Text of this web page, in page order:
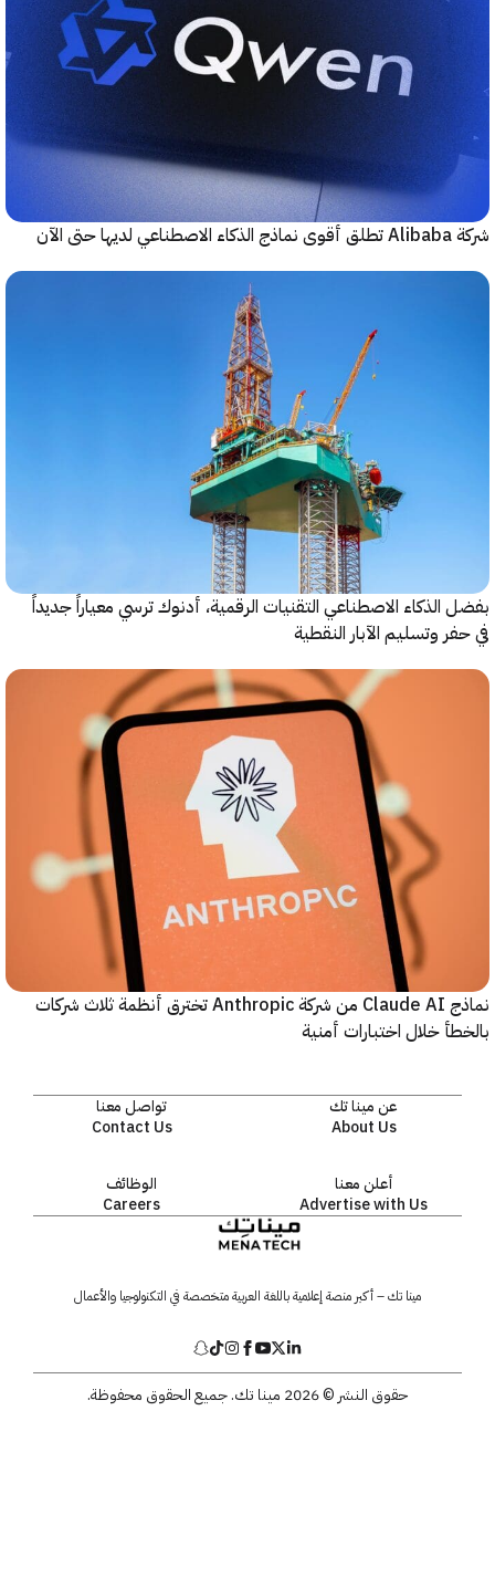
الاصطناعي التقنيات الرقمية، أدنوك ترسي معياراً جديداً
وتسليم الآبار النقطية
نماذج Claude AI من شركة Anthropic تخترق أنظمة ثلاث شركات
خلال اختبارات أمنية
عن مينا تك
About Us
تواصل معنا
Contact Us
أعلن معنا
Advertise with Us
الوظائف
Careers
مينا تك – أكبر منصة إعلامية باللغة العربية متخصصة في التكنولوجيا والأعمال
حقوق النشر © 2026 مينا تك. جميع الحقوق محفوظة.